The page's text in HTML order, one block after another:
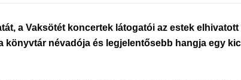
a Vaksötét koncertek látogatói az estek
névadója és legjelentősebb hangja egy